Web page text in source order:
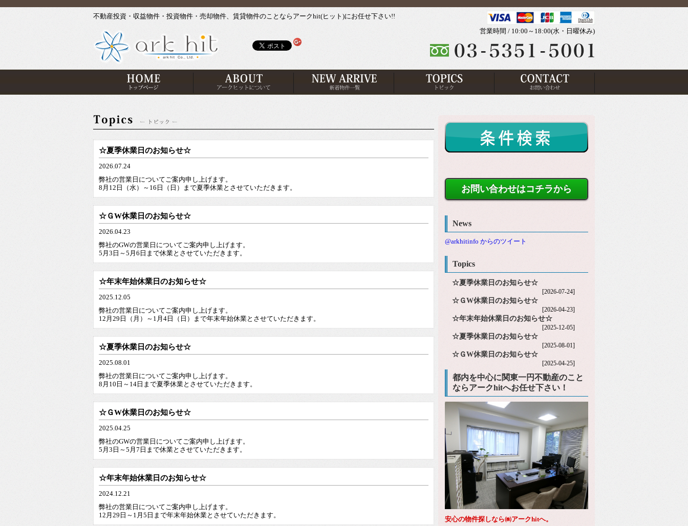
不動産投資・収益物件・投資物件・売却物件、賃貸物件のことならアークhit(ヒット)にお任せ下さい!!
営業時間 / 10:00～18:00(水・日曜休み)
☆夏季休業日のお知らせ☆
2026.07.24
弊社の営業日についてご案内申し上げます。
8月12日（水）～16日（日）まで夏季休業とさせていただきます。
☆ＧW休業日のお知らせ☆
2026.04.23
弊社のGWの営業日についてご案内申し上げます。
5月3日～5月6日まで休業とさせていただきます。
☆年末年始休業日のお知らせ☆
2025.12.05
弊社の営業日についてご案内申し上げます。
12月29日（月）～1月4日（日）まで年末年始休業とさせていただきます。
☆夏季休業日のお知らせ☆
2025.08.01
弊社の営業日についてご案内申し上げます。
8月10日～14日まで夏季休業とさせていただきます。
☆ＧW休業日のお知らせ☆
2025.04.25
弊社のGWの営業日についてご案内申し上げます。
5月3日～5月7日まで休業とさせていただきます。
☆年末年始休業日のお知らせ☆
2024.12.21
弊社の営業日についてご案内申し上げます。
12月29日～1月5日まで年末年始休業とさせていただきます。
お問い合わせはコチラから
News
@arkhitinfo からのツイート
Topics
☆夏季休業日のお知らせ☆
[2026-07-24]
☆ＧW休業日のお知らせ☆
[2026-04-23]
☆年末年始休業日のお知らせ☆
[2025-12-05]
☆夏季休業日のお知らせ☆
[2025-08-01]
☆ＧW休業日のお知らせ☆
[2025-04-25]
都内を中心に関東一円不動産のこと
ならアークhitへお任せ下さい！
安心の物件探しなら㈱アークhitへ。